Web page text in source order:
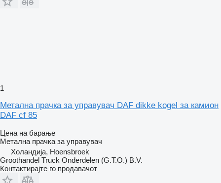
1
Метална прачка за управувач DAF dikke kogel за камион
DAF cf 85
Цена на барање
Метална прачка за управувач
Холандија, Hoensbroek
Groothandel Truck Onderdelen (G.T.O.) B.V.
Контактирајте го продавачот